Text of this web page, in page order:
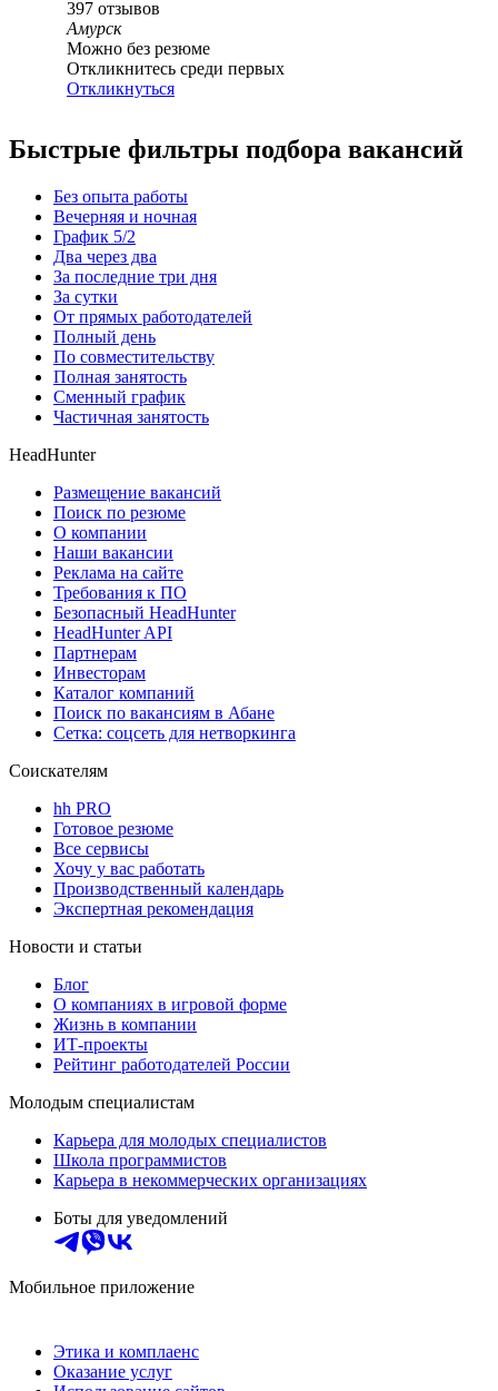
397 отзывов
Амурск
Можно без резюме
Откликнитесь среди первых
Откликнуться
Быстрые фильтры подбора вакансий
Без опыта работы
Вечерняя и ночная
График 5/2
Два через два
За последние три дня
За сутки
От прямых работодателей
Полный день
По совместительству
Полная занятость
Сменный график
Частичная занятость
HeadHunter
Размещение вакансий
Поиск по резюме
О компании
Наши вакансии
Реклама на сайте
Требования к ПО
Безопасный HeadHunter
HeadHunter API
Партнерам
Инвесторам
Каталог компаний
Поиск по вакансиям в Абане
Сетка: соцсеть для нетворкинга
Соискателям
hh PRO
Готовое резюме
Все сервисы
Хочу у вас работать
Производственный календарь
Экспертная рекомендация
Новости и статьи
Блог
О компаниях в игровой форме
Жизнь в компании
ИТ-проекты
Рейтинг работодателей России
Молодым специалистам
Карьера для молодых специалистов
Школа программистов
Карьера в некоммерческих организациях
Боты для уведомлений
Мобильное приложение
Этика и комплаенс
Оказание услуг